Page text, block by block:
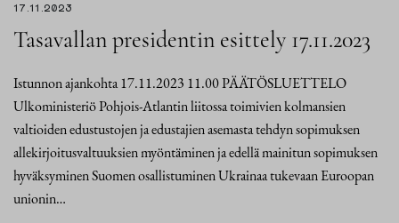
17.11.2023
Tasavallan presidentin esittely 17.11.2023
Istunnon ajankohta 17.11.2023 11.00 PÄÄTÖSLUETTELO
Ulkoministeriö Pohjois-Atlantin liitossa toimivien kolmansien
valtioiden edustustojen ja edustajien asemasta tehdyn sopimuksen
allekirjoitusvaltuuksien myöntäminen ja edellä mainitun sopimuksen
hyväksyminen Suomen osallistuminen Ukrainaa tukevaan Euroopan
unionin…